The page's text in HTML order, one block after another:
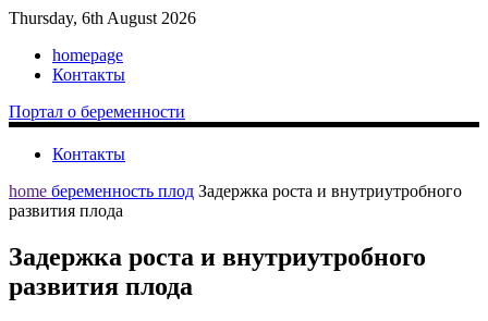
Thursday, 6th August 2026
homepage
Контакты
Портал о беременности
Контакты
home беременность плод Задержка роста и внутриутробного
развития плода
Задержка роста и внутриутробного
развития плода